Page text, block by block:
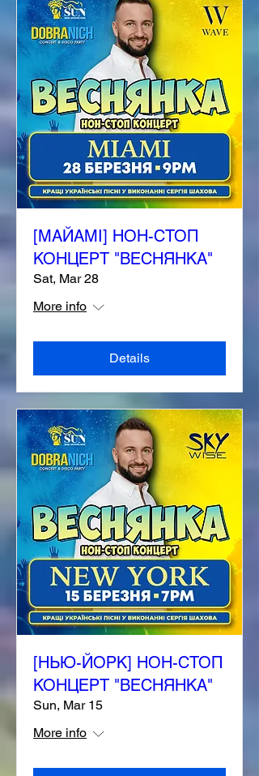
[МАЙАМІ] НОН-СТОП
КОНЦЕРТ "ВЕСНЯНКА"
Sat, Mar 28
More info
Details
[НЬЮ-ЙОРК] НОН-СТОП
КОНЦЕРТ "ВЕСНЯНКА"
Sun, Mar 15
More info